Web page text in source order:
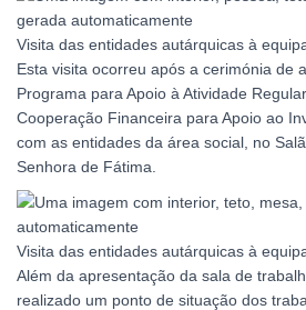
Visita das entidades autárquicas à
Esta visita ocorreu após a cerimónia de
Programa para Apoio à Atividade
Cooperação Financeira para Apoio ao
com as entidades da área social, no
Senhora de Fátima.
Visita das entidades autárquicas à
Além da apresentação da sala de
realizado um ponto de situação dos